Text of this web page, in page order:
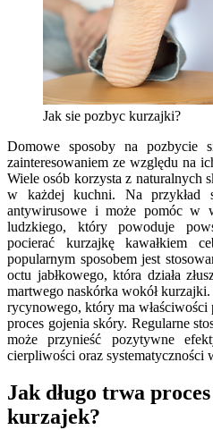
Jak sie pozbyc kurzajki?
Domowe sposoby na pozbycie
zainteresowaniem ze względu na
Wiele osób korzysta z naturalnych
w każdej kuchni. Na przykład
antywirusowe i może pomóc w
ludzkiego, który powoduje
pocierać kurzajkę kawałkiem
popularnym sposobem jest
octu jabłkowego, która działa
martwego naskórka wokół
rycynowego, który ma
proces gojenia skóry. Regularne
może przynieść pozytywne
cierpliwości oraz systematyczności
Jak długo trwa
kurzajek?